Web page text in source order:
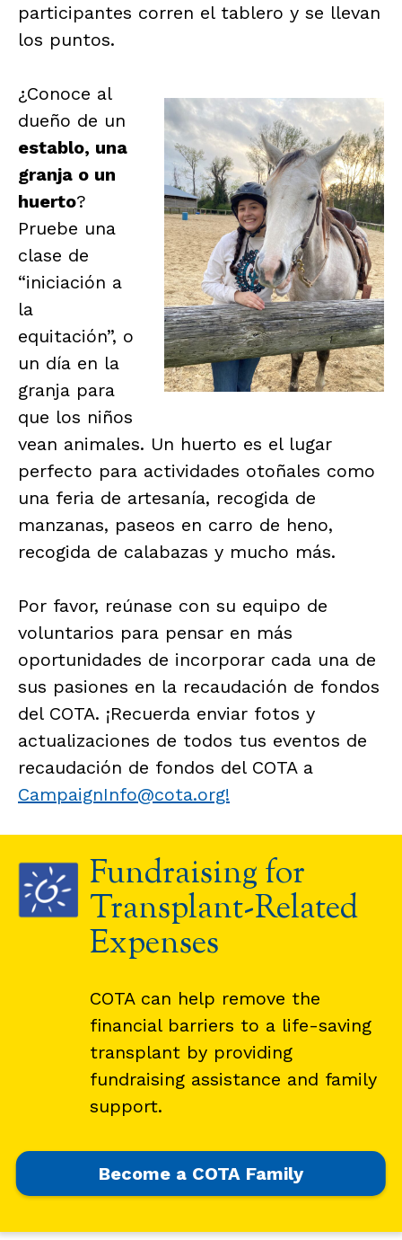
participantes corren el tablero y se llevan
los puntos.
¿Conoce al
dueño de un
establo, una
granja o un
huerto?
Pruebe una
clase de
“iniciación a
la
equitación”, o
un día en la
granja para
que los niños
vean animales. Un huerto es el lugar
perfecto para actividades otoñales como
una feria de artesanía, recogida de
manzanas, paseos en carro de heno,
recogida de calabazas y mucho más.
Por favor, reúnase con su equipo de
voluntarios para pensar en más
oportunidades de incorporar cada una de
sus pasiones en la recaudación de fondos
del COTA. ¡Recuerda enviar fotos y
actualizaciones de todos tus eventos de
recaudación de fondos del COTA a
CampaignInfo@cota.org!
Fundraising for
Transplant-Related
Expenses
COTA can help remove the
financial barriers to a life-saving
transplant by providing
fundraising assistance and family
support.
Become a COTA Family